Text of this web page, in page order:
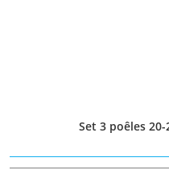
Set 3 poêles